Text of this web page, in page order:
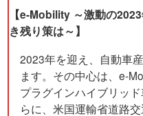
【e-Mobility ～激動の
き残り策は～】
2023年を迎え、自動車
ます。その中心は、e-
プラグインハイブリッ
らに、米国運輸省道路